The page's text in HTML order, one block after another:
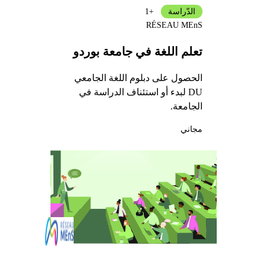
تعلم اللغة في جامعة بوردو
الحصول على دبلوم اللغة الجامعي
DU لبدء أو استئناف الدراسة في
الجامعة.
الدّراسة
+1
RÉSEAU MEnS
مجاني